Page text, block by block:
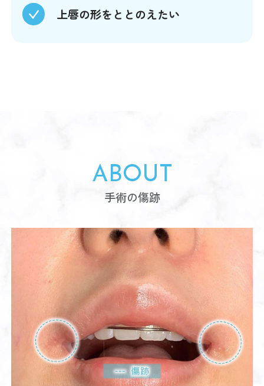
上唇の形をととのえたい
ABOUT
手術の傷跡